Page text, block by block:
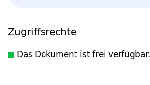
Zugriffsrechte
Das Dokument ist frei verfügbar.